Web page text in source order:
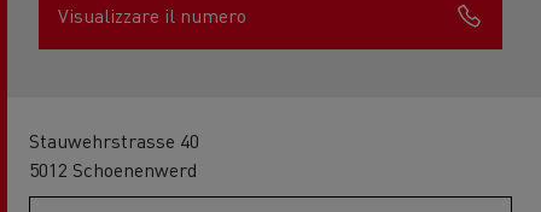
Visualizzare il numero
Stauwehrstrasse 40
5012 Schoenenwerd